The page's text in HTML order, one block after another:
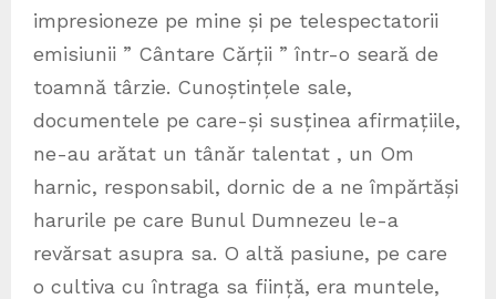
impresioneze pe mine și pe telespectatorii
emisiunii ” Cântare Cărții ” într-o seară de
toamnă târzie. Cunoștințele sale,
documentele pe care-și susținea afirmațiile,
ne-au arătat un tânăr talentat , un Om
harnic, responsabil, dornic de a ne împărtăși
harurile pe care Bunul Dumnezeu le-a
revărsat asupra sa. O altă pasiune, pe care
o cultiva cu întraga sa ființă, era muntele,